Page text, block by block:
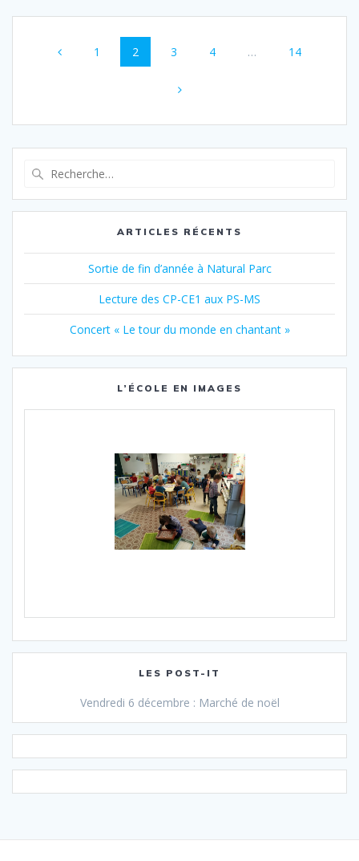
Navigation
des
articles
Page
1 Page
2 Page
3 Page
4 … Page
14
:
ARTICLES RÉCENTS
Sortie de fin d’année à Natural Parc
Lecture des CP-CE1 aux PS-MS
Concert « Le tour du monde en chantant »
L’ÉCOLE EN IMAGES
LES POST-IT
Vendredi 6 décembre : Marché de noël